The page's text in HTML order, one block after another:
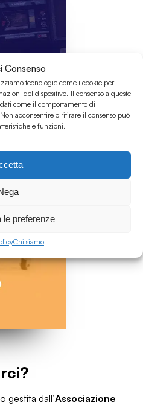
Consenso
tecnologie come i cookie per
del dispositivo. Il consenso a queste
come il comportamento di
acconsentire o ritirare il consenso può
e funzioni.
le preferenze
Chi siamo
gestita dall’Associazione